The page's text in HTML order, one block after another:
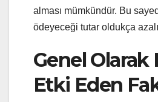
alması mümkündür. Bu
ödeyeceği tutar oldukça
Genel Olarak
Etki Eden